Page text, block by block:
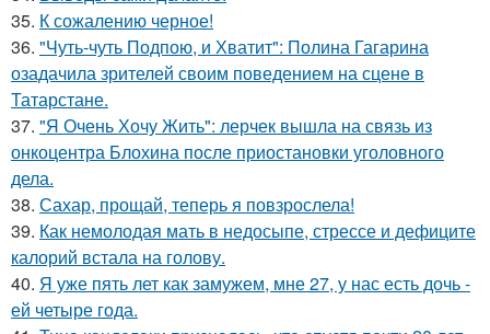
35. К сожалению черное!
36. "Чуть-чуть Подпою, и Хватит": Полина Гагарина
озадачила зрителей своим поведением на сцене в
Татарстане.
37. "Я Очень Хочу Жить": лерчек вышла на связь из
онкоцентра Блохина после приостановки уголовного
дела.
38. Сахар, прощай, теперь я повзрослела!
39. Как немолодая мать в недосыпе, стрессе и дефиците
калорий встала на голову.
40. Я уже пять лет как замужем, мне 27, у нас есть дочь -
ей четыре года.